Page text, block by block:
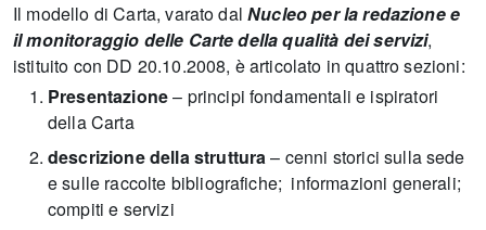
Il modello di Carta, varato dalNucleo per la redazione e
il monitoraggio delle Carte della qualità dei servizi,
istituito con DD 20.10.2008, è articolato in quattro sezioni:
Presentazione– principi fondamentali e ispiratori
della Carta
descrizione della struttura– cenni storici sulla sede
e sulle raccolte bibliografiche; informazioni generali;
compiti e servizi